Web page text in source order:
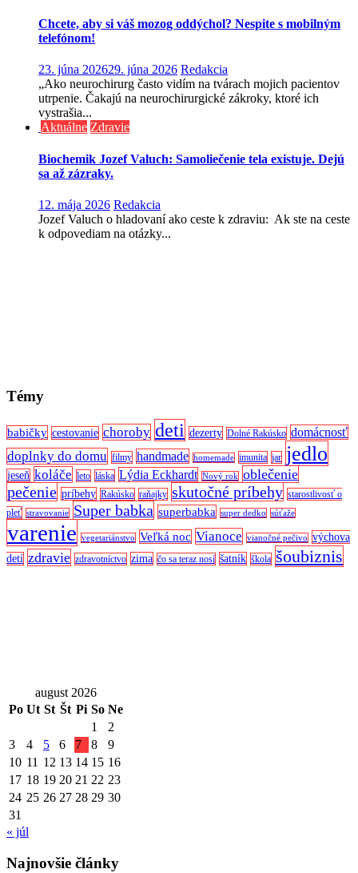
Chcete, aby si váš mozog oddýchol? Nespite s mobilným
telefónom!
23. júna 202629. júna 2026 Redakcia
„Ako neurochirurg často vidím na tvárach mojich pacientov
utrpenie. Čakajú na neurochirurgické zákroky, ktoré ich
vystrašia...
Aktuálne Zdravie
Biochemik Jozef Valuch: Samoliečenie tela existuje. Dejú
sa až zázraky.
12. mája 2026 Redakcia
Jozef Valuch o hladovaní ako ceste k zdraviu: Ak ste na ceste
k odpovediam na otázky...
Témy
babičky cestovanie choroby deti dezerty Dolné Rakúsko domácnosť
doplnky do domu filmy handmade homemade imunita jar jedlo
jeseň koláče leto láska Lýdia Eckhardt Nový rok oblečenie
pečenie príbehy Rakúsko raňajky skutočné príbehy starostlivosť o
pleť stravovanie Super babka superbabka super dedko súťaže
varenie vegetariánstvo Veľká noc Vianoce vianočné pečivo
výchova
detí zdravie zdravotníctvo zima čo sa teraz nosí šatník škola šoubiznis
august 2026
Po Ut St Št Pi So Ne
1
2
3
4 5 6 7 8
9
10 11 12 13 14 15 16
17 18 19 20 21 22 23
24 25 26 27 28 29 30
31
« júl
Najnovšie články